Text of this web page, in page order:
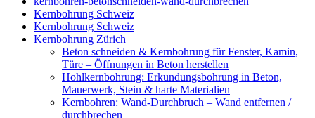
Kernbohrung Schweiz
Kernbohrung Schweiz
Kernbohrung Zürich
Beton schneiden & Kernbohrung für Fenster, Kamin,
Türe – Öffnungen in Beton herstellen
Hohlkernbohrung: Erkundungsbohrung in Beton,
Mauerwerk, Stein & harte Materialien
Kernbohren: Wand-Durchbruch – Wand entfernen /
durchbrechen